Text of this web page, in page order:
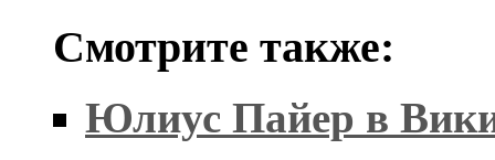
Смотрите также:
Юлиус Пайер в